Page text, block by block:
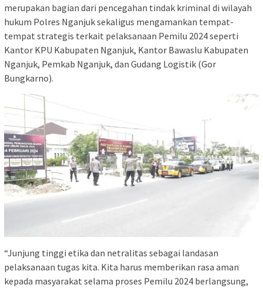
merupakan bagian dari pencegahan tindak kriminal di wilayah
hukum Polres Nganjuk sekaligus mengamankan tempat-
tempat strategis terkait pelaksanaan Pemilu 2024 seperti
Kantor KPU Kabupaten Nganjuk, Kantor Bawaslu Kabupaten
Nganjuk, Pemkab Nganjuk, dan Gudang Logistik (Gor
Bungkarno).
“Junjung tinggi etika dan netralitas sebagai landasan
pelaksanaan tugas kita. Kita harus memberikan rasa aman
kepada masyarakat selama proses Pemilu 2024 berlangsung,